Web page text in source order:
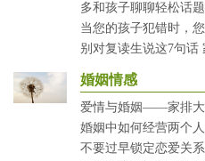
多和孩子聊聊轻松话题
当您的孩子犯错时，
别对复读生说这7句话
婚姻情感
爱情与婚姻——家排大
婚姻中如何经营两个
不要过早锁定恋爱关系